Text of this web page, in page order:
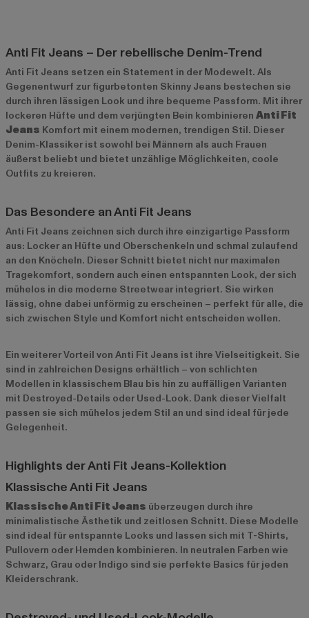
Anti Fit Jeans – Der rebellische Denim-Trend
Anti Fit Jeans setzen ein Statement in der Modewelt. Als
Gegenentwurf zur figurbetonten Skinny Jeans bestechen sie
durch ihren lässigen Look und ihre bequeme Passform. Mit ihrer
lockeren Hüfte und dem verjüngten Bein kombinieren Anti Fit
Jeans Komfort mit einem modernen, trendigen Stil. Dieser
Denim-Klassiker ist sowohl bei Männern als auch Frauen
äußerst beliebt und bietet unzählige Möglichkeiten, coole
Outfits zu kreieren.
Das Besondere an Anti Fit Jeans
Anti Fit Jeans zeichnen sich durch ihre einzigartige Passform
aus: Locker an Hüfte und Oberschenkeln und schmal zulaufend
an den Knöcheln. Dieser Schnitt bietet nicht nur maximalen
Tragekomfort, sondern auch einen entspannten Look, der sich
mühelos in die moderne Streetwear integriert. Sie wirken
lässig, ohne dabei unförmig zu erscheinen – perfekt für alle, die
sich zwischen Style und Komfort nicht entscheiden wollen.
Ein weiterer Vorteil von Anti Fit Jeans ist ihre Vielseitigkeit. Sie
sind in zahlreichen Designs erhältlich – von schlichten
Modellen in klassischem Blau bis hin zu auffälligen Varianten
mit Destroyed-Details oder Used-Look. Dank dieser Vielfalt
passen sie sich mühelos jedem Stil an und sind ideal für jede
Gelegenheit.
Highlights der Anti Fit Jeans-Kollektion
Klassische Anti Fit Jeans
Klassische Anti Fit Jeans überzeugen durch ihre
minimalistische Ästhetik und zeitlosen Schnitt. Diese Modelle
sind ideal für entspannte Looks und lassen sich mit T-Shirts,
Pullovern oder Hemden kombinieren. In neutralen Farben wie
Schwarz, Grau oder Indigo sind sie perfekte Basics für jeden
Kleiderschrank.